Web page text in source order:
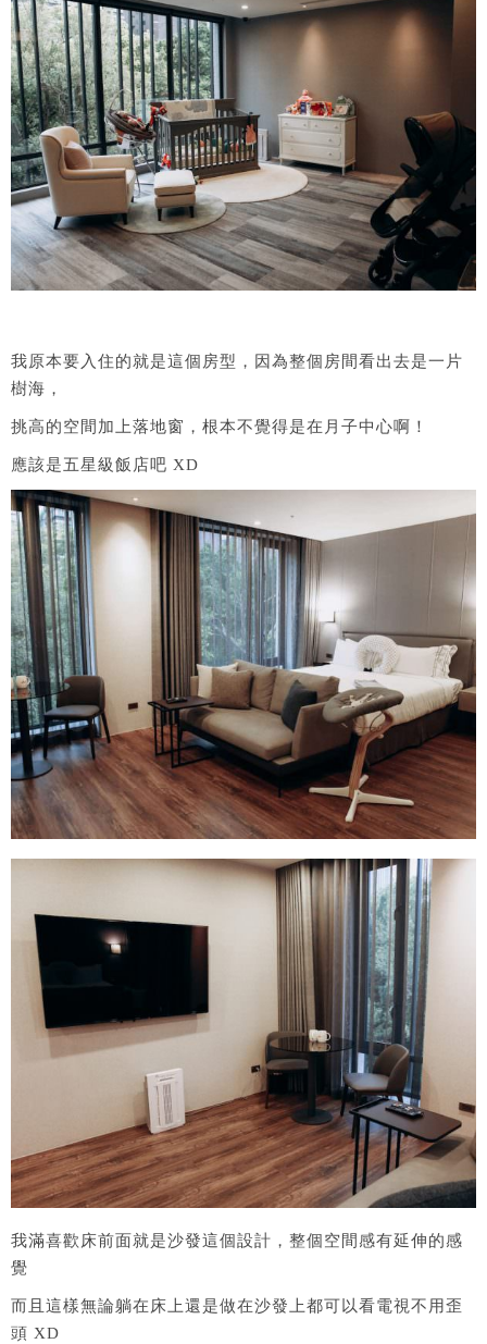
我原本要入住的就是這個房型，因為整個房間看出去是一片
樹海，
挑高的空間加上落地窗，根本不覺得是在月子中心啊！
應該是五星級飯店吧 XD
我滿喜歡床前面就是沙發這個設計，整個空間感有延伸的感
覺
而且這樣無論躺在床上還是做在沙發上都可以看電視不用歪
頭 XD